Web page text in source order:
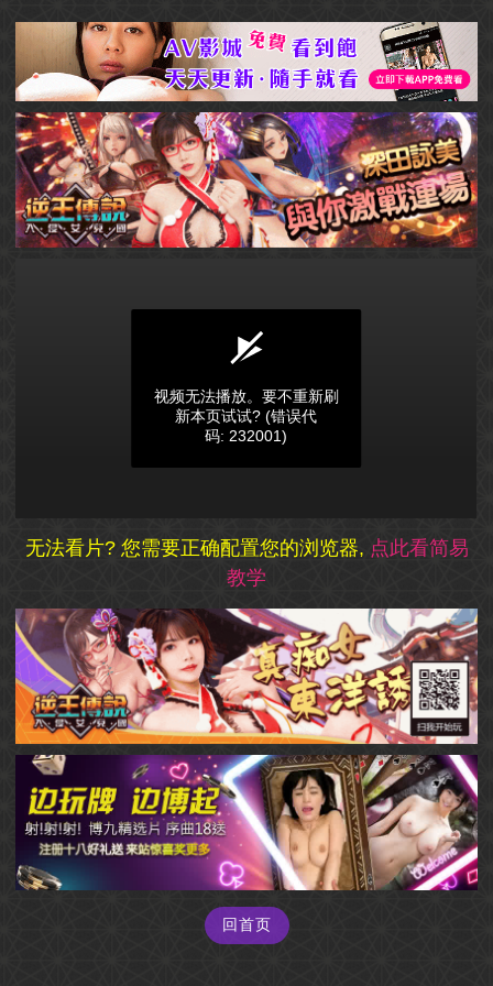
seconds
of
视频无法播放。要不重新刷
新本页试试? (错误代
码: 232001)
无法看片? 您需要正确配置您的浏览器, 点此看简易
教学
回首页